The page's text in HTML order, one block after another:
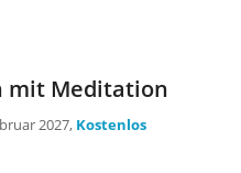
mit Meditation
2027, Kostenlos